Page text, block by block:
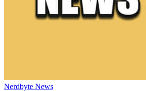
Nerdbyte News